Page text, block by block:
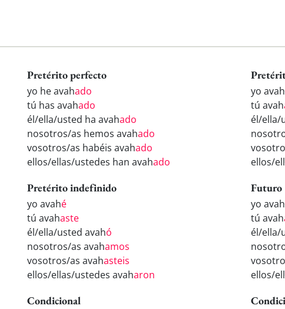
Pretérito perfecto
yo he avahado
tú has avahado
él/ella/usted ha avahado
nosotros/as hemos avahado
vosotros/as habéis avahado
ellos/ellas/ustedes han avahado
yo avah
tú avah
él/ella/
ellos/
Pretérito indefinido
yo avahé
tú avahaste
él/ella/usted avahó
nosotros/as avahamos
vosotros/as avahasteis
ellos/ellas/ustedes avaharon
Futuro
yo avah
tú avah
él/ella/
ellos/
Condicional